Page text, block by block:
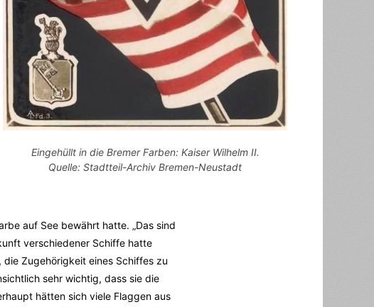
Eingehüllt in die Bremer Farben: Kaiser Wilhelm II.
Quelle: Stadtteil-Archiv Bremen-Neustadt
auf See bewährt hatte. „Das sind
verschiedener Schiffe hatte
Zugehörigkeit eines Schiffes zu
sehr wichtig, dass sie die
hätten sich viele Flaggen aus